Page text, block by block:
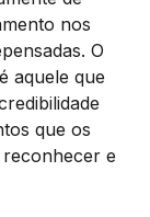
nos
O
aquele que
que os
e